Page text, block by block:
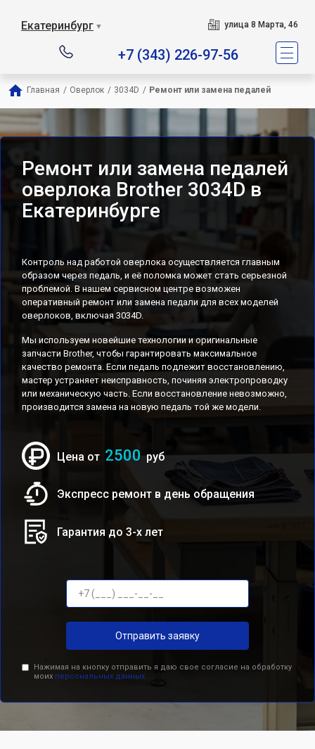
Екатеринбург ▼ улица 8 Марта, 46
+7 (343) 226-97-56
Главная / Оверлок / 3034D / Ремонт или замена педалей
Ремонт или замена педалей
оверлока Brother 3034D в
Екатеринбурге
Контроль над работой оверлока осуществляется главным
образом через педаль, и её поломка может стать серьезной
проблемой. В нашем сервисном центре возможен
оперативный ремонт или замена педали для всех моделей
оверлоков, включая 3034D.
Мы используем новейшие технологии и оригинальные
запчасти Brother, чтобы гарантировать максимальное
качество ремонта. Если педаль подлежит восстановлению,
мастер устраняет неисправность, починяя электропроводку
или механическую часть. Если восстановление невозможно,
производится замена на новую педаль той же модели.
Цена от 2500 руб
Экспресс ремонт в день обращения
Гарантия до 3-х лет
Отправить заявку
Нажимая на кнопку отправить я даю свое согласие на обработку
моих персональных данных.